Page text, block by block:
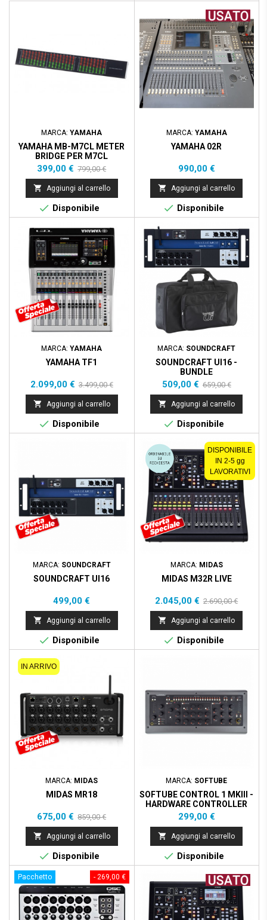
MARCA:YAMAHA
YAMAHA MB-M7CL METER
BRIDGE PER M7CL
Prezzo
399,00 € Prezzo
base
799,00 €
 Aggiungi al carrello
 Disponibile
MARCA: YAMAHA
YAMAHA 02R
Prezzo
990,00 €
 Aggiungi al carrello
 Disponibile
- 1.400,00 €
Prezzo scontato
MARCA:YAMAHA
YAMAHA TF1
Prezzo
2.099,00 € Prezzo
base
3.499,00 €
 Aggiungi al carrello
 Disponibile
- 150,00 €
Pacchetto
Prezzo scontato
MARCA: SOUNDCRAFT
SOUNDCRAFT UI16 -
BUNDLE
Prezzo
509,00 € Prezzo
base
659,00 €
 Aggiungi al carrello
 Disponibile
MARCA: SOUNDCRAFT
SOUNDCRAFT UI16
Prezzo
499,00 €
 Aggiungi al carrello
 Disponibile
Prezzo scontato
DISPONIBILE
IN 2-5 gg
LAVORATIVI
MARCA: MIDAS
MIDAS M32R LIVE
Prezzo
2.045,00 € Prezzo
base
2.690,00 €
 Aggiungi al carrello
 Disponibile
Prezzo scontato
IN ARRIVO
MARCA: MIDAS
MIDAS MR18
Prezzo
675,00 € Prezzo
base
859,00 €
 Aggiungi al carrello
 Disponibile
MARCA: SOFTUBE
SOFTUBE CONTROL 1 MKIII -
HARDWARE CONTROLLER
WITH SOFTWARE
Prezzo
299,00 €
 Aggiungi al carrello
 Disponibile
- 269,00 €
Pacchetto
Prezzo scontato
- 645,00 €
Prezzo scontato